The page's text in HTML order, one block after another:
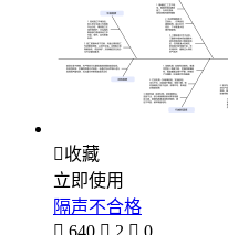
收藏
立即使用
隔声不合格
 640  2  0